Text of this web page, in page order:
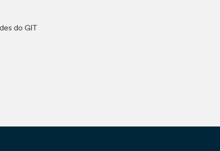
do GIT